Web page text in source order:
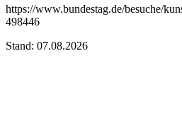
https://www.bundestag.de/besuche/
498446
Stand: 07.08.2026